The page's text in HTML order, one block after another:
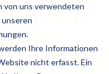
von uns verwendeten
unseren
Ihre Informationen
nicht erfasst. Ein
SAFe®